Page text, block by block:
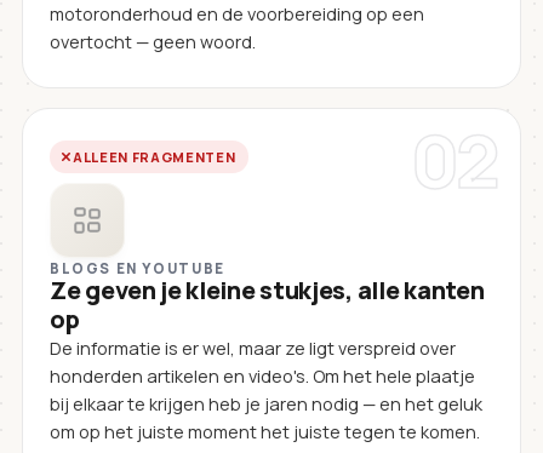
motoronderhoud en de voorbereiding op een
overtocht — geen woord.
02
ALLEEN FRAGMENTEN
BLOGS EN YOUTUBE
Ze geven je kleine stukjes, alle kanten
op
De informatie is er wel, maar ze ligt verspreid over
honderden artikelen en video's. Om het hele plaatje
bij elkaar te krijgen heb je jaren nodig — en het geluk
om op het juiste moment het juiste tegen te komen.